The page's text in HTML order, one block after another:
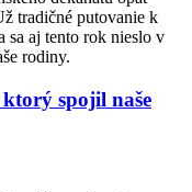
tradičné putovanie k
sa aj tento rok nieslo v
rodiny.
ktorý spojil naše